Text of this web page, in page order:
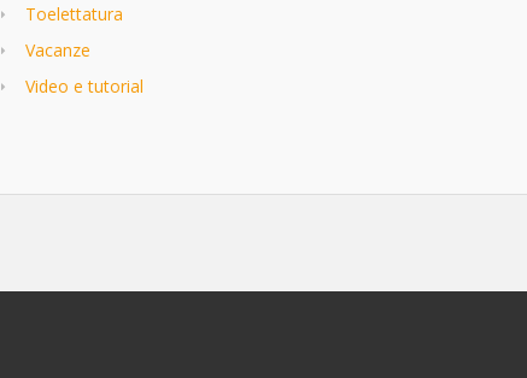
Toelettatura
Vacanze
Video e tutorial